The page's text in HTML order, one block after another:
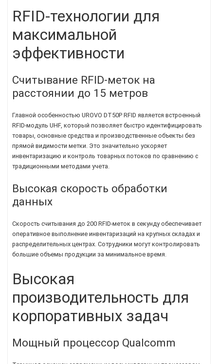
RFID-технологии для
максимальной
эффективности
Считывание RFID-меток на
расстоянии до 15 метров
Главной особенностью UROVO DT50P RFID является встроенный
RFID-модуль UHF, который позволяет быстро идентифицировать
товары, основные средства и производственные объекты без
прямой видимости метки. Это значительно ускоряет
инвентаризацию и контроль товарных потоков по сравнению с
традиционными методами учета.
Высокая скорость обработки
данных
Скорость считывания до 200 RFID-меток в секунду обеспечивает
оперативное выполнение инвентаризаций на крупных складах и
распределительных центрах. Сотрудники могут контролировать
большие объемы продукции за минимальное время.
Высокая
производительность для
корпоративных задач
Мощный процессор Qualcomm